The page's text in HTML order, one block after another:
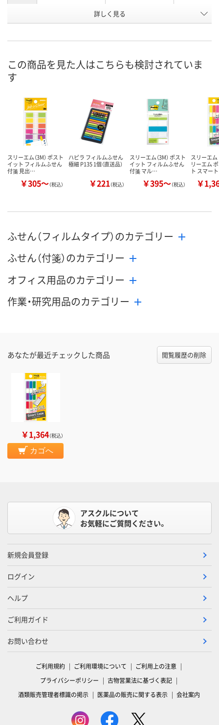
Post-it（ポスト・イッ
ト）
Post-it（ポスト・イッ
ト）
Post-it（ポス
ト）
お申込番
在庫 わずか わずか 直送品
数量
カゴへ
数量
カゴへ
メーカー都
販売停止中
詳しく見る
この商品を見た人はこちらも検討されていま
す
スリーエム（3M） ポスト
イット フィルムふせん
付箋 見出…
￥305～（税込）
ハピラ フィルムふせん
極細 P135 1個（直送品）
￥221（税込）
スリーエム（3M） ポスト
イット フィルムふせん
付箋 マル…
￥395～（税込）
スリーエ
リーエム
ト スマー
￥
ふせん（フィルムタイプ）のカテゴリー
ふせん（付箋）のカテゴリー
オフィス用品のカテゴリー
作業・研究用品のカテゴリー
あなたが最近チェックした商品 閲覧履歴の削除
￥1,364（税込）
カゴへ
アスクルについて
お気軽にご質問ください。
新規会員登録
ログイン
ヘルプ
ご利用ガイド
お問い合わせ
ご利用規約 ご利用環境について
ご利用上の注意
プライバシーポリシー
古物営業法に基づく表記
酒類販売管理者標識の掲示
医薬品の販売に関する表示 会社案内